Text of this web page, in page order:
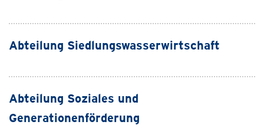
Abteilung Siedlungswasserwirtschaft
Abteilung Soziales und
Generationenförderung